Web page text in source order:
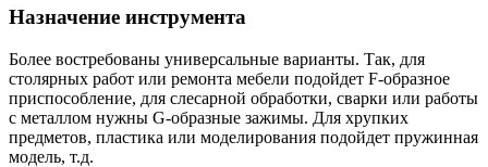
Назначение инструмента
Более востребованы универсальные варианты. Так, для
столярных работ или ремонта мебели подойдет F-образное
приспособление, для слесарной обработки, сварки или работы
с металлом нужны G-образные зажимы. Для хрупких
предметов, пластика или моделирования подойдет пружинная
модель, т.д.